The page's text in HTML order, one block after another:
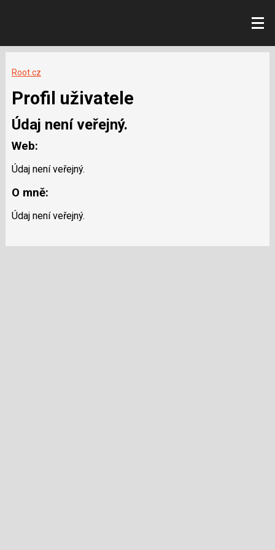
Root.cz
Profil uživatele
Údaj není veřejný.
Web:
Údaj není veřejný.
O mně:
Údaj není veřejný.